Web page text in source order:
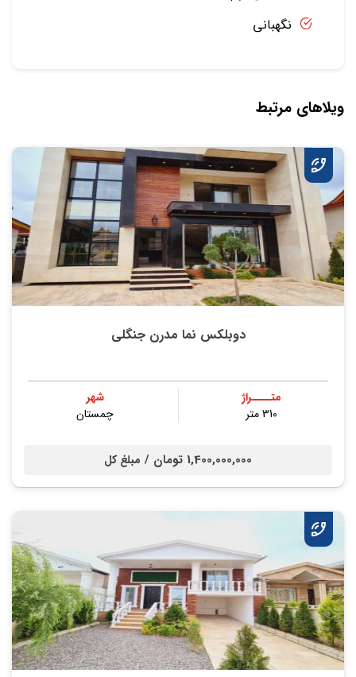
نگهبانی
ویلاهای مرتبط
دوبلکس نما مدرن جنگلی
متــــراژ
310 متر
شهر
چمستان
1,400,000,000 تومان / مبلغ کل